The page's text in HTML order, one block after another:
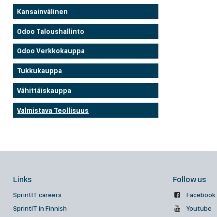
Kansainvälinen
Odoo Taloushallinto
Odoo Verkkokauppa
Tukkukauppa
Vähittäiskauppa
Valmistava Teollisuus
Links
SprintIT careers
SprintIT in Finnish
Follow us
Facebook
Youtube